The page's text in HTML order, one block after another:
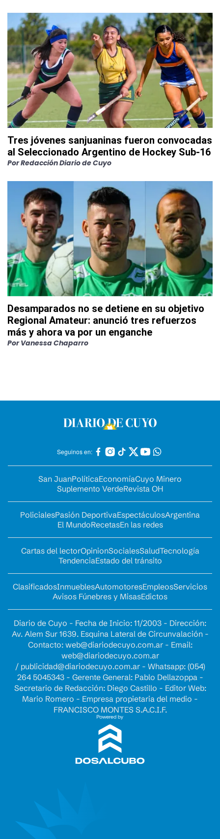
Tres jóvenes sanjuaninas fueron convocadas
al Seleccionado Argentino de Hockey Sub-16
PorRedacción Diario de Cuyo
Desamparados no se detiene en su objetivo
Regional Amateur: anunció tres refuerzos
más y ahora va por un enganche
Por Vanessa Chaparro
Seguinos en:
San JuanPolíticaEconomíaCuyo Minero
Suplemento VerdeRevista OH
PolicialesPasión DeportivaEspectáculosArgentina
El MundoRecetasEn las redes
Cartas del lectorOpinionSocialesSaludTecnología
TendenciaEstado del tránsito
ClasificadosInmueblesAutomotoresEmpleosServicios
Avisos Fúnebres y MisasEdictos
Diario de Cuyo - Fecha de Inicio: 11/2003 - Dirección:
Av. Alem Sur 1639. Esquina Lateral de Circunvalación -
Contacto: web@diariodecuyo.com.ar- Email:
web@diariodecuyo.com.ar
/ publicidad@diariodecuyo.com.ar- Whatsapp: (054)
264 5045343 - Gerente General: Pablo Dellazoppa -
Secretario de Redacción: Diego Castillo - Editor Web:
Mario Romero - Empresa propietaria del medio -
FRANCISCO MONTES S.A.C.I.F.